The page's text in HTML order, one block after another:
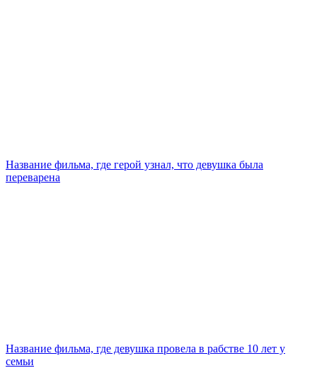
Название фильма, где герой узнал, что девушка была
переварена
Название фильма, где девушка провела в рабстве 10 лет у
семьи